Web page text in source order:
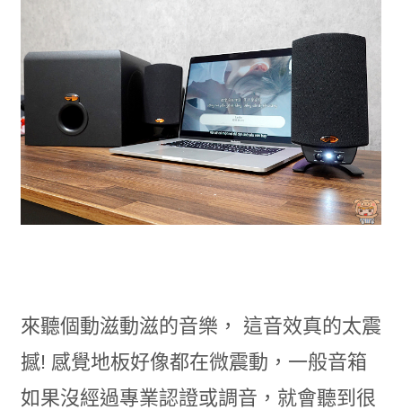
來聽個動滋動滋的音樂， 這音效真的太震
撼! 感覺地板好像都在微震動，一般音箱
如果沒經過專業認證或調音，就會聽到很